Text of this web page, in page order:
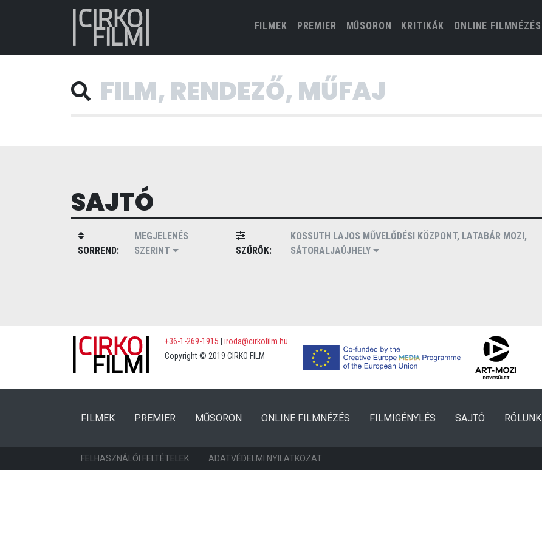
FILMEK(CURRENT)
PREMIER MŰSORON KRITIKÁK ONLINE FILMNÉZÉS
SAJTÓ
SORREND:
MEGJELENÉS
SZERINT
SZŰRŐK:
KOSSUTH LAJOS MŰVELŐDÉSI KÖZPONT, LATABÁR MOZI,
SÁTORALJAÚJHELY
+36-1-269-1915
iroda@cirkofilm.hu
Copyright © 2019 CIRKO FILM
FILMEK(CURRENT)
PREMIER (CURRENT)
MŰSORON ONLINE FILMNÉZÉS FILMIGÉNYLÉS SAJTÓ RÓLUNK
FELHASZNÁLÓI FELTÉTELEK ADATVÉDELMI NYILATKOZAT